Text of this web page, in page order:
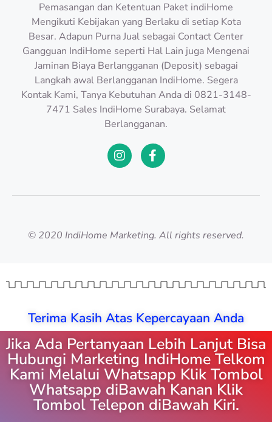
Pemasangan dan Ketentuan Paket indiHome
Mengikuti Kebijakan yang Berlaku di setiap Kota
Besar. Adapun Purna Jual sebagai Contact Center
Gangguan IndiHome seperti Hal Lain juga Mengenai
Jaminan Biaya Berlangganan (Deposit) sebagai
Langkah awal Berlangganan IndiHome. Segera
Kontak Kami, Tanya Kebutuhan Anda di 0821-3148-
7471 Sales IndiHome Surabaya. Selamat
Berlangganan.
© 2020 IndiHome Marketing. All rights reserved.
Terima Kasih Atas Kepercayaan Anda
Jika Ada Pertanyaan Lebih Lanjut Bisa
Hubungi Marketing IndiHome Telkom
Kami Melalui Whatsapp Klik Tombol
Whatsapp diBawah Kanan Klik
Tombol Telepon diBawah Kiri.